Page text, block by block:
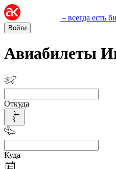
– всегда есть
Войти
Авиабилеты
Откуда
Куда